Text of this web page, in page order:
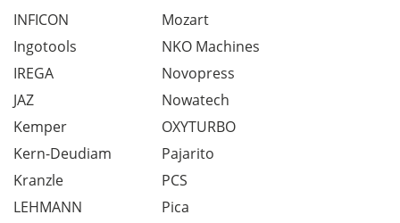
INFICON
Ingotools
IREGA
JAZ
Kemper
Kern-Deudiam
Kranzle
LEHMANN
Mozart
NKO Machines
Novopress
Nowatech
OXYTURBO
Pajarito
PCS
Pica